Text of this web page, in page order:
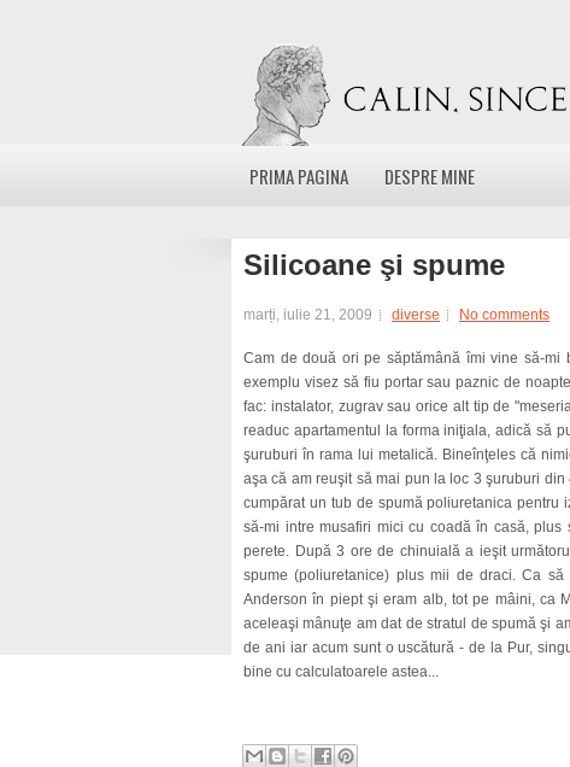
PRIMA PAGINA DESPRE MINE
Silicoane şi spume
marți, iulie 21, 2009 diverse No comments
Cam de două ori pe săptămână îmi vine să-
exemplu visez să fiu portar sau paznic de
fac: instalator, zugrav sau orice alt tip de
readuc apartamentul la forma iniţiala, adică să
şuruburi în rama lui metalică. Bineînţeles că
aşa că am reuşit să mai pun la loc 3 şuruburi
cumpărat un tub de spumă poliuretanica
să-mi intre musafiri mici cu coadă în casă,
perete. După 3 ore de chinuială a ieşit
spume (poliuretanice) plus mii de draci. Ca
Anderson în piept şi eram alb, tot pe mâini, ca
aceleaşi mânuţe am dat de stratul de spumă şi
de ani iar acum sunt o uscătură - de la Pur,
bine cu calculatoarele astea...